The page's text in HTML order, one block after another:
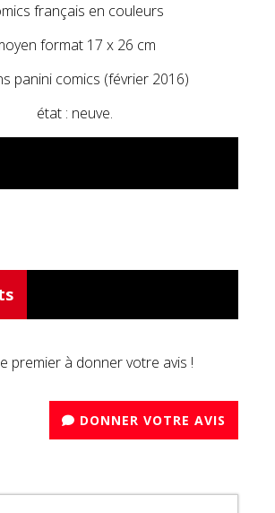
français en couleurs
format 17 x 26 cm
panini comics (février 2016)
état : neuve.
premier à donner votre avis !
DONNER VOTRE AVIS